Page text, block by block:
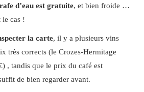
d’eau est gratuite, et bien froide …
le cas !
la carte, il y a plusieurs vins
très corrects (le Crozes-Hermitage
, tandis que le prix du café est
de bien regarder avant.